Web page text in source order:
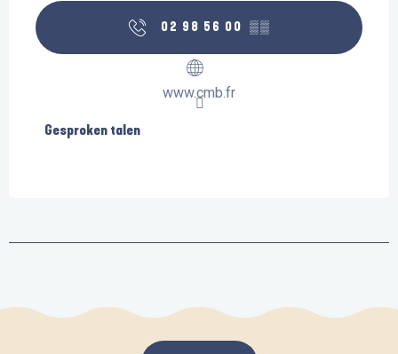
02 98 56 00 ▒▒
www.cmb.fr
Gesproken talen
Gesproken talen